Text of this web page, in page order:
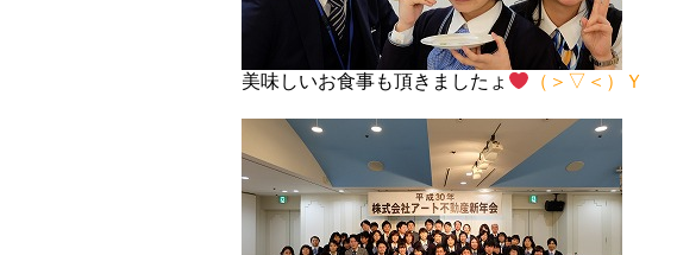
美味しいお食事も頂きましたょ （＞▽＜）Ｙ